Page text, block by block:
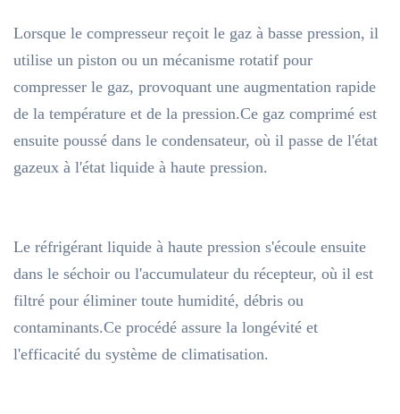
Lorsque le compresseur reçoit le gaz à basse pression, il
utilise un piston ou un mécanisme rotatif pour
compresser le gaz, provoquant une augmentation rapide
de la température et de la pression.Ce gaz comprimé est
ensuite poussé dans le condensateur, où il passe de l'état
gazeux à l'état liquide à haute pression.
Le réfrigérant liquide à haute pression s'écoule ensuite
dans le séchoir ou l'accumulateur du récepteur, où il est
filtré pour éliminer toute humidité, débris ou
contaminants.Ce procédé assure la longévité et
l'efficacité du système de climatisation.